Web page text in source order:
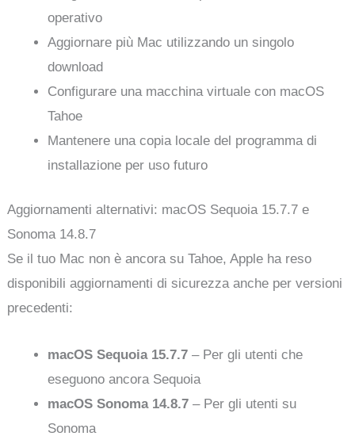
operativo
Aggiornare più Mac utilizzando un singolo
download
Configurare una macchina virtuale con macOS
Tahoe
Mantenere una copia locale del programma di
installazione per uso futuro
Aggiornamenti alternativi: macOS Sequoia 15.7.7 e
Sonoma 14.8.7
Se il tuo Mac non è ancora su Tahoe, Apple ha reso
disponibili aggiornamenti di sicurezza anche per versioni
precedenti:
macOS Sequoia 15.7.7 – Per gli utenti che
eseguono ancora Sequoia
macOS Sonoma 14.8.7 – Per gli utenti su
Sonoma